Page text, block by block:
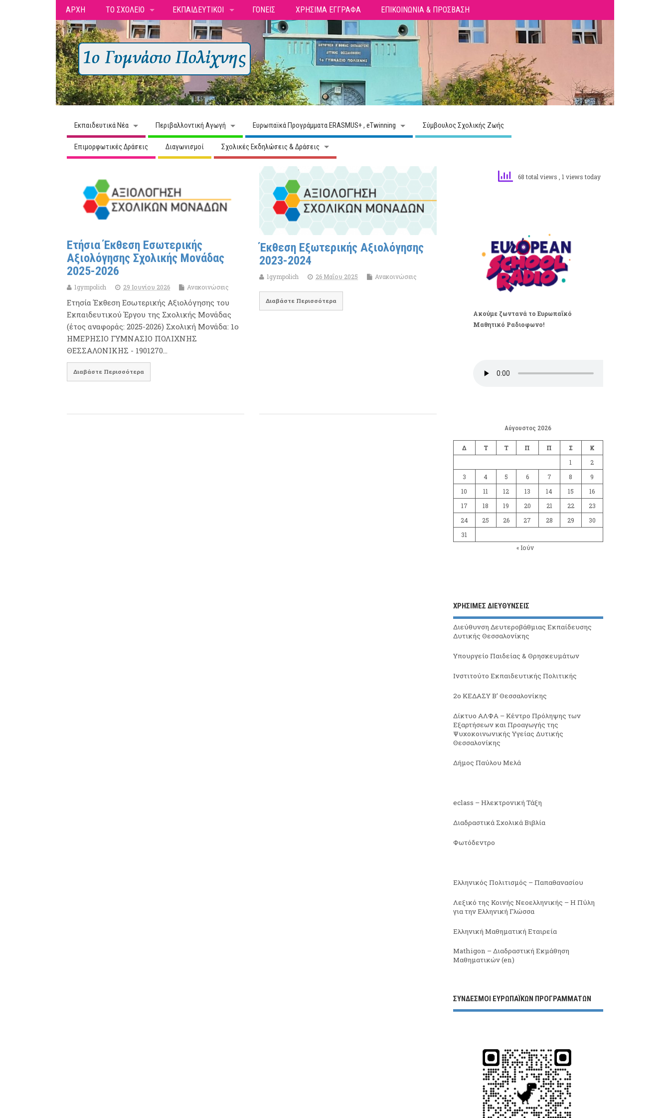
ΑΡΧΗ ΤΟ ΣΧΟΛΕΙΟ ΕΚΠΑΙΔΕΥΤΙΚΟΙ ΓΟΝΕΙΣ ΧΡΗΣΙΜΑ ΕΓΓΡΑΦΑ ΕΠΙΚΟΙΝΩΝΙΑ & ΠΡΟΣΒΑΣΗ
Εκπαιδευτικά Νέα Περιβαλλοντική Αγωγή Ευρωπαϊκά Προγράμματα ERASMUS+ , eTwinning Σύμβουλος Σχολικής Ζωής
Επιμορφωτικές Δράσεις Διαγωνισμοί Σχολικές Εκδηλώσεις & Δράσεις
Ετήσια Έκθεση Εσωτερικής
Αξιολόγησης Σχολικής Μονάδας
2025-2026
1gympolich 29 Ιουνίου 2026 Ανακοινώσεις
Ετησία Έκθεση Εσωτερικής Αξιολόγησης του
Εκπαιδευτικού Έργου της Σχολικής Μονάδας
(έτος αναφοράς: 2025-2026) Σχολική Μονάδα: 1ο
ΗΜΕΡΗΣΙΟ ΓΥΜΝΑΣΙΟ ΠΟΛΙΧΝΗΣ
ΘΕΣΣΑΛΟΝΙΚΗΣ - 1901270…
Διαβάστε Περισσότερα
Έκθεση Εξωτερικής Αξιολόγησης
2023-2024
1gympolich 26 Μαΐου 2025 Ανακοινώσεις
Διαβάστε Περισσότερα
68 total views , 1 views today
Ακούμε ζωντανά το Ευρωπαϊκό
Μαθητικό Ραδιοφωνο!
Αύγουστος 2026
Δ Τ Τ Π Π Σ
Κ
1
2
3
4 5 6 7 8
9
10
11 12 13 14 15
16
17
18 19 20 21 22
23
24
25 26 27 28 29
30
31
« Ιούν
ΧΡΗΣΙΜΕΣ ΔΙΕΥΘΥΝΣΕΙΣ
Διεύθυνση Δευτεροβάθμιας Εκπαίδευσης
Δυτικής Θεσσαλονίκης
Υπουργείο Παιδείας & Θρησκευμάτων
Ινστιτούτο Εκπαιδευτικής Πολιτικής
2ο ΚΕΔΑΣΥ Β’ Θεσσαλονίκης
Δίκτυο ΑΛΦΑ – Κέντρο Πρόληψης των
Εξαρτήσεων και Προαγωγής της
Ψυχοκοινωνικής Υγείας Δυτικής
Θεσσαλονίκης
Δήμος Παύλου Μελά
eclass – Ηλεκτρονική Τάξη
Διαδραστικά Σχολικά Βιβλία
Φωτόδεντρο
Ελληνικός Πολιτισμός – Παπαθανασίου
Λεξικό της Κοινής Νεοελληνικής – Η Πύλη
για την Ελληνική Γλώσσα
Ελληνική Μαθηματική Εταιρεία
Mathigon – Διαδραστική Εκμάθηση
Μαθηματικών (en)
ΣΥΝΔΕΣΜΟΙ ΕΥΡΩΠΑΪΚΩΝ ΠΡΟΓΡΑΜΜΑΤΩΝ